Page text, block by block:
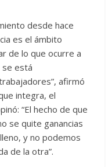
desde hace
es el ámbito
de lo que ocurre a
se está
afirmó
integra, el
“El hecho de que
se quite ganancias
y no podemos
de la otra”.